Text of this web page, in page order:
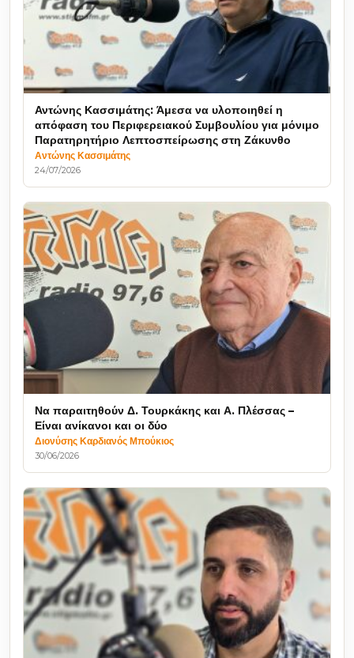
Αντώνης Κασσιμάτης: Άμεσα να υλοποιηθεί η
απόφαση του Περιφερειακού Συμβουλίου για μόνιμο
Παρατηρητήριο Λεπτοσπείρωσης στη Ζάκυνθο
Αντώνης Κασσιμάτης
24/07/2026
Να παραιτηθούν Δ. Τουρκάκης και Α. Πλέσσας –
Είναι ανίκανοι και οι δύο
Διονύσης Καρδιανός Μπούκιος
30/06/2026